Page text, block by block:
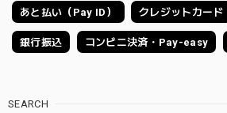
あと払い（Pay ID） クレジットカード
銀行振込 コンビニ決済・Pay-easy
SEARCH